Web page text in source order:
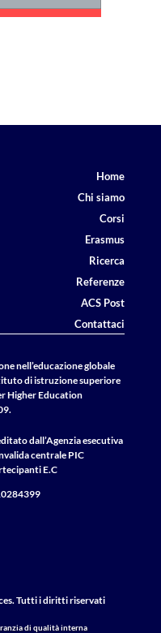
Home
Chi siamo
Corsi
Erasmus
Ricerca
Referenze
ACS Post
Contattaci
nell’educazione globale
di istruzione superiore
Higher Education
dall’Agenzia esecutiva
centrale PIC
E.C
Tutti i diritti riservati
di qualità interna